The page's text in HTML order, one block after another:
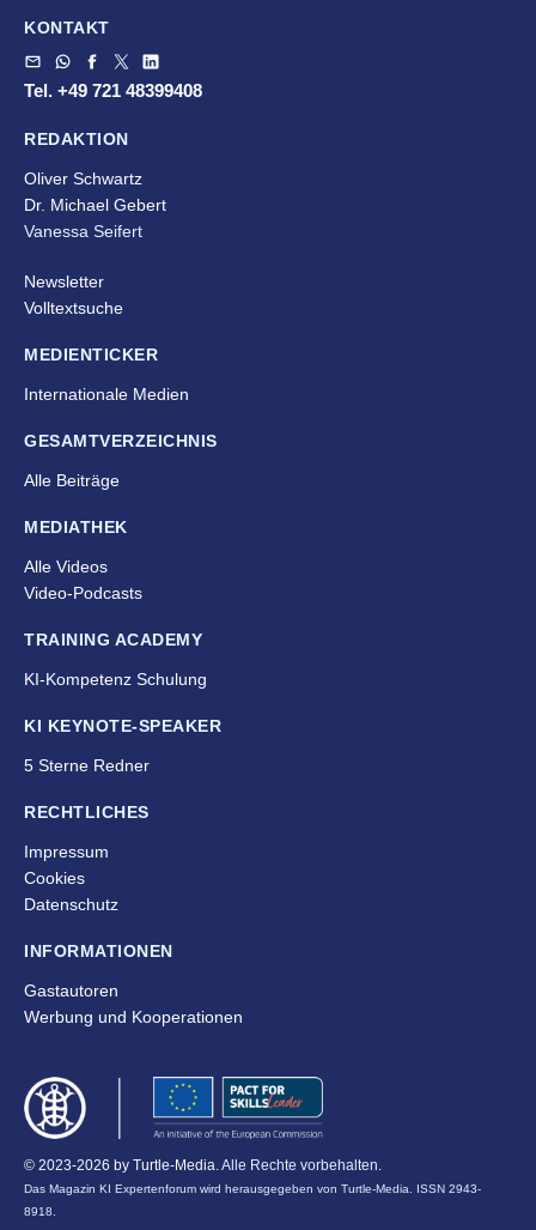
KONTAKT
Tel. +49 721 48399408
REDAKTION
Oliver Schwartz
Dr. Michael Gebert
Vanessa Seifert
Newsletter
Volltextsuche
MEDIENTICKER
Internationale Medien
GESAMTVERZEICHNIS
Alle Beiträge
MEDIATHEK
Alle Videos
Video-Podcasts
TRAINING ACADEMY
KI-Kompetenz Schulung
KI KEYNOTE-SPEAKER
5 Sterne Redner
RECHTLICHES
Impressum
Cookies
Datenschutz
INFORMATIONEN
Gastautoren
Werbung und Kooperationen
© 2023-2026 by Turtle-Media. Alle Rechte vorbehalten.
Das Magazin KI Expertenforum wird herausgegeben von Turtle-Media. ISSN 2943-
8918.